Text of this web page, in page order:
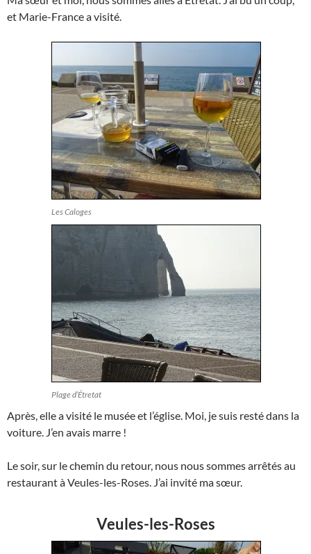
et Marie-France a visité.
Les Caloges
Plage d’Étretat
Après, elle a visité le musée et l’église. Moi, je suis resté dans la
voiture. J’en avais marre !
Le soir, sur le chemin du retour, nous nous sommes arrêtés au
restaurant à Veules-les-Roses. J’ai invité ma sœur.
Veules-les-Roses